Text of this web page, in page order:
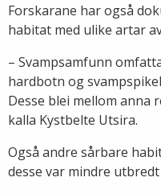
Forskarane har også
habitat med ulike artar
– Svampsamfunn
hardbotn og
Desse blei mellom
kalla Kystbelte Utsira.
Også andre sårbare
desse var mindre